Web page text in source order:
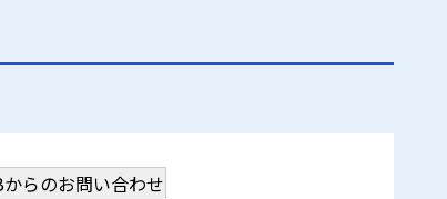
からのお問い合わせ